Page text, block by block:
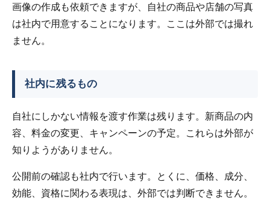
画像の作成も依頼できますが、自社の商品や店舗の写真
は社内で用意することになります。ここは外部では撮れ
ません。
社内に残るもの
自社にしかない情報を渡す作業は残ります。新商品の内
容、料金の変更、キャンペーンの予定。これらは外部が
知りようがありません。
公開前の確認も社内で行います。とくに、価格、成分、
効能、資格に関わる表現は、外部では判断できません。